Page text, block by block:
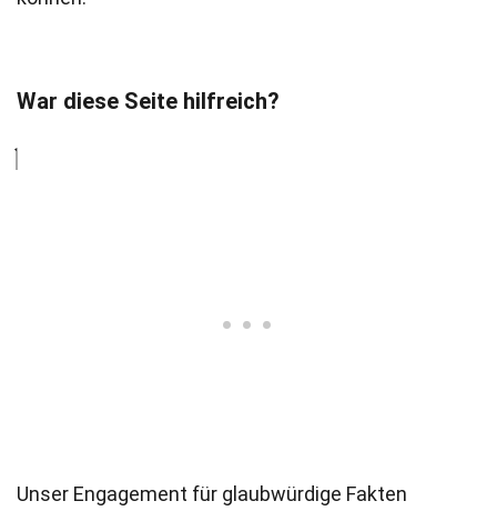
War diese Seite hilfreich?
Unser Engagement für glaubwürdige Fakten